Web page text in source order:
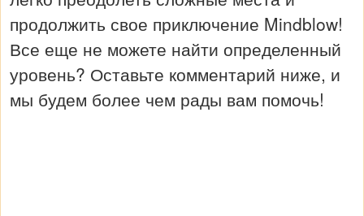
продолжить свое приключение Mindblow!
Все еще не можете найти определенный
уровень? Оставьте комментарий ниже, и
мы будем более чем рады вам помочь!